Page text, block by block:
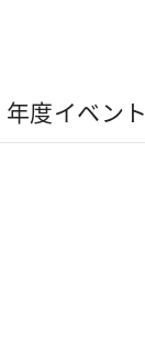
年度イベント